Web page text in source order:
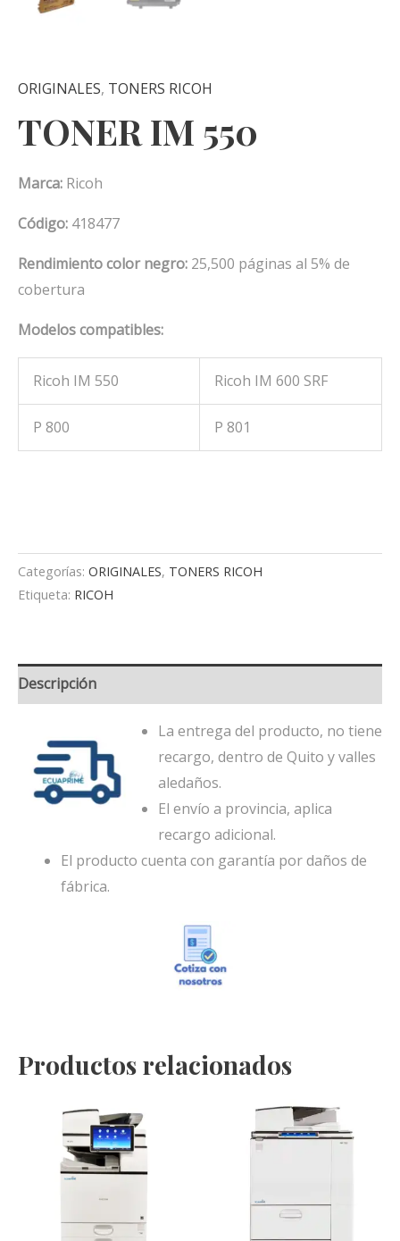
ORIGINALES, TONERS RICOH
TONER IM 550
Marca: Ricoh
Código: 418477
Rendimiento color negro: 25,500 páginas al 5% de
cobertura
Modelos compatibles:
Ricoh IM 550 Ricoh IM 600 SRF
P 800 P 801
Categorías: ORIGINALES, TONERS RICOH
Etiqueta: RICOH
Descripción
La entrega del producto, no tiene
recargo, dentro de Quito y valles
aledaños.
El envío a provincia, aplica
recargo adicional.
El producto cuenta con garantía por daños de
fábrica.
Productos relacionados